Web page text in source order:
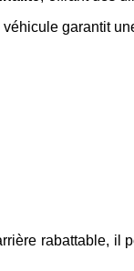
véhicule garantit
rabattable, il